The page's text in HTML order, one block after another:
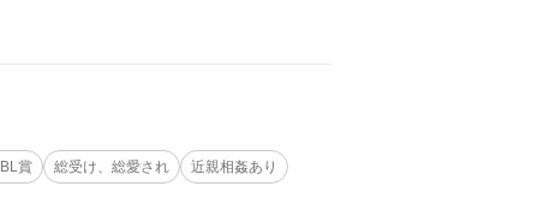
賞 総受け、総愛され
近親相姦あり